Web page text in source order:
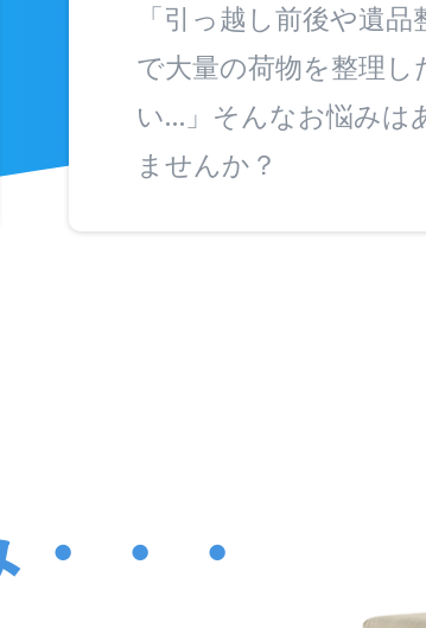
「引っ越し前後や遺品
で大量の荷物を整理し
い…」そんなお悩みは
ませんか？
・・